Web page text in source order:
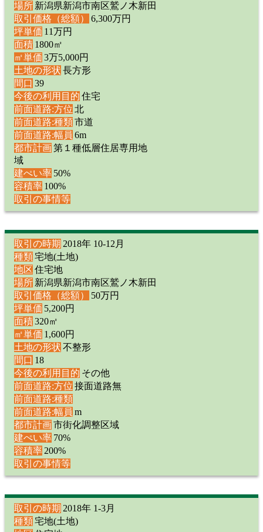
場所 新潟県新潟市南区鷲ノ木新田
取引価格（総額）
6,300万円
坪単価 11万円
面積 1800㎡
㎡単価 3万5,000円
土地の形状 長方形
間口 39
今後の利用目的 住宅
前面道路:方位 北
前面道路:種類 市道
前面道路:幅員 6m
都市計画 第１種低層住居専用地
域
建ぺい率 50%
容積率 100%
取引の事情等
取引の時期 2018年 10-12月
種類 宅地(土地)
地区 住宅地
場所 新潟県新潟市南区鷲ノ木新田
取引価格（総額）
50万円
坪単価 5,200円
面積320㎡
㎡単価 1,600円
土地の形状 不整形
間口 18
今後の利用目的 その他
前面道路:方位 接面道路無
前面道路:種類
前面道路:幅員 m
都市計画 市街化調整区域
建ぺい率 70%
容積率200%
取引の事情等
取引の時期 2018年 1-3月
種類 宅地(土地)